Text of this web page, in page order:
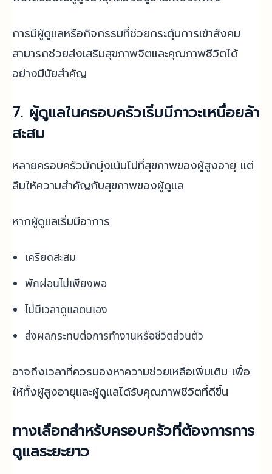
การมีผู้ดูแลหรือกิจกรรมที่ช่วยกระตุ้นการเข้าสังคม
สามารถช่วยส่งเสริมสุขภาพจิตและคุณภาพชีวิตได้
อย่างมีนัยสำคัญ
7. ผู้ดูแลในครอบครัวเริ่มมีภาวะเหนื่อยล้า
สะสม
หลายครอบครัวมักมุ่งเน้นไปที่สุขภาพของผู้สูงอายุ แต่
ลืมให้ความสำคัญกับสุขภาพของผู้ดูแล
หากผู้ดูแลเริ่มมีอาการ
เครียดสะสม
พักผ่อนไม่เพียงพอ
ไม่มีเวลาดูแลตนเอง
ส่งผลกระทบต่อการทำงานหรือชีวิตส่วนตัว
อาจถึงเวลาที่ควรมองหาความช่วยเหลือเพิ่มเติม เพื่อ
ให้ทั้งผู้สูงอายุและผู้ดูแลได้รับคุณภาพชีวิตที่ดีขึ้น
ทางเลือกสำหรับครอบครัวที่ต้องการการ
ดูแลระยะยาว